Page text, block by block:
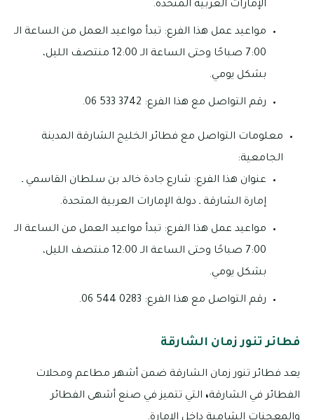
الإمارات العربية المتحدة.
مواعيد عمل هذا الفرع: تبدأ مواعيد العمل من الساعة الـ
7:00 صباحًا وحتى الساعة الـ 12:00 منتصف الليل،
بشكل يومي.
رقم التواصل مع هذا الفرع: 3742 533 06.
معلومات التواصل مع فطائر الخليج الشارقة المدينة
الجامعية:
عنوان هذا الفرع: شارع جادة خالد بن سلطان القاسمي ـ
إمارة الشارقة ـ دولة الإمارات العربية المتحدة.
مواعيد عمل هذا الفرع: تبدأ مواعيد العمل من الساعة الـ
7:00 صباحًا وحتى الساعة الـ 12:00 منتصف الليل،
بشكل يومي.
رقم التواصل مع هذا الفرع: 0283 544 06.
فطائر تنور زمان الشارقة
يعد فطائر تنور زمان الشارقة ضمن أشهر مطاعم ومحلات
الفطائر في الشارقة، التي تتميز في صنع أشهى الفطائر
والمعجنات الشامية داخل الإمارة.